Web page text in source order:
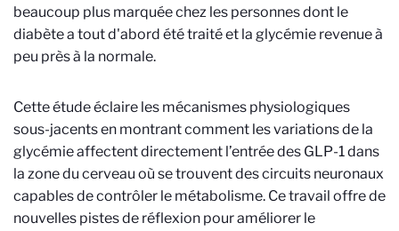
beaucoup plus marquée chez les personnes dont le
diabète a tout d'abord été traité et la glycémie revenue à
peu près à la normale.
Cette étude éclaire les mécanismes physiologiques
sous-jacents en montrant comment les variations de la
glycémie affectent directement l’entrée des GLP-1 dans
la zone du cerveau où se trouvent des circuits neuronaux
capables de contrôler le métabolisme. Ce travail offre de
nouvelles pistes de réflexion pour améliorer le